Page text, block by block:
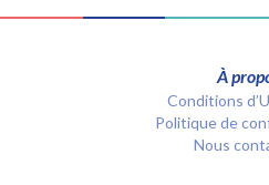
À
Conditions
Politique de
Nous